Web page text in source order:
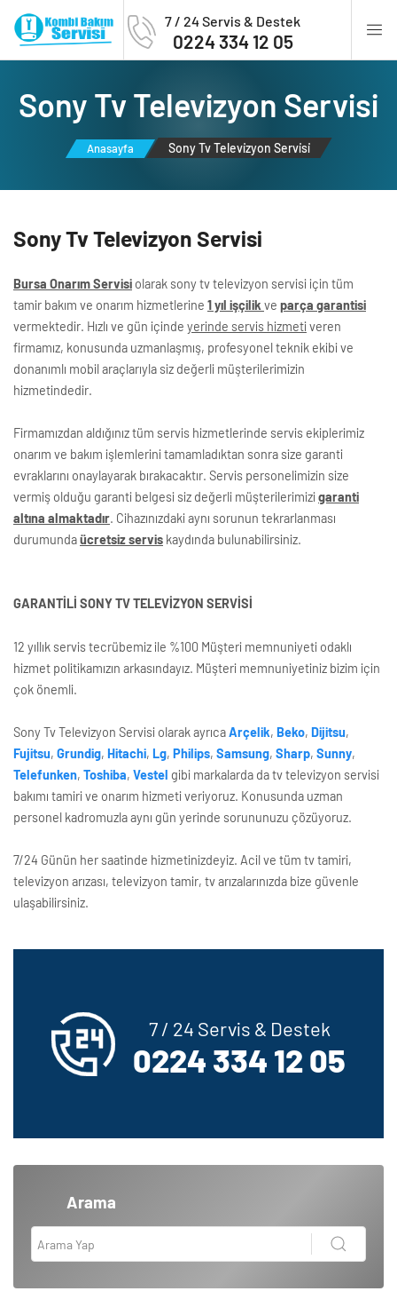
7 / 24 Servis & Destek
0224 334 12 05
Sony Tv Televi̇zyon Servi̇si̇
Anasayfa Sony Tv Televi̇zyon Servi̇si̇
Sony Tv Televi̇zyon Servi̇si̇
Bursa Onarım Servisi olarak sony tv televizyon servisi için tüm
tamir bakım ve onarım hizmetlerine 1 yıl işçilik ve parça garantisi
vermektedir. Hızlı ve gün içinde yerinde servis hizmetiveren
firmamız, konusunda uzmanlaşmış, profesyonel teknik ekibi ve
donanımlı mobil araçlarıyla siz değerli müşterilerimizin
hizmetindedir.
Firmamızdan aldığınız tüm servis hizmetlerinde servis ekiplerimiz
onarım ve bakım işlemlerini tamamladıktan sonra size garanti
evraklarını onaylayarak bırakacaktır. Servis personelimizin size
vermiş olduğu garanti belgesi siz değerli müşterilerimizigaranti
altına almaktadır. Cihazınızdaki aynı sorunun tekrarlanması
durumundaücretsiz servis kaydında bulunabilirsiniz.
GARANTİLİ SONY TV TELEVİZYON SERVİSİ
12 yıllık servis tecrübemiz ile %100 Müşteri memnuniyeti odaklı
hizmet politikamızın arkasındayız. Müşteri memnuniyetiniz bizim için
çok önemli.
Sony Tv Televizyon Servisi olarak ayrıcaArçelik, Beko, Dijitsu,
Fujitsu, Grundig, Hitachi, Lg, Philips, Samsung, Sharp, Sunny,
Telefunken, Toshiba, Vestel gibi markalarda da tv televizyon servisi
bakımı tamiri ve onarım hizmeti veriyoruz. Konusunda uzman
personel kadromuzla aynı gün yerinde sorununuzu çözüyoruz.
7/24 Günün her saatinde hizmetinizdeyiz. Acil ve tüm tv tamiri,
televizyon arızası, televizyon tamir, tv arızalarınızda bize güvenle
ulaşabilirsiniz.
7 / 24 Servis & Destek
0224 334 12 05
Arama